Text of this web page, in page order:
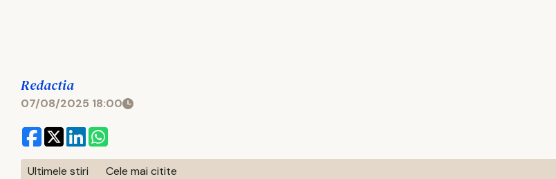
Redactia
07/08/2025 18:00
Ultimele stiri Cele mai citite